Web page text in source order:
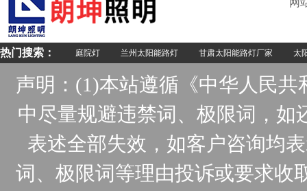
网
热门搜索： 庭院灯 兰州太阳能路灯 甘肃太阳能路灯厂家 太
声明：(1)本站遵循《中华人民
中尽量规避违禁词、极限词，
表述全部失效，如客户咨询均
词、极限词等理由投诉或要求收